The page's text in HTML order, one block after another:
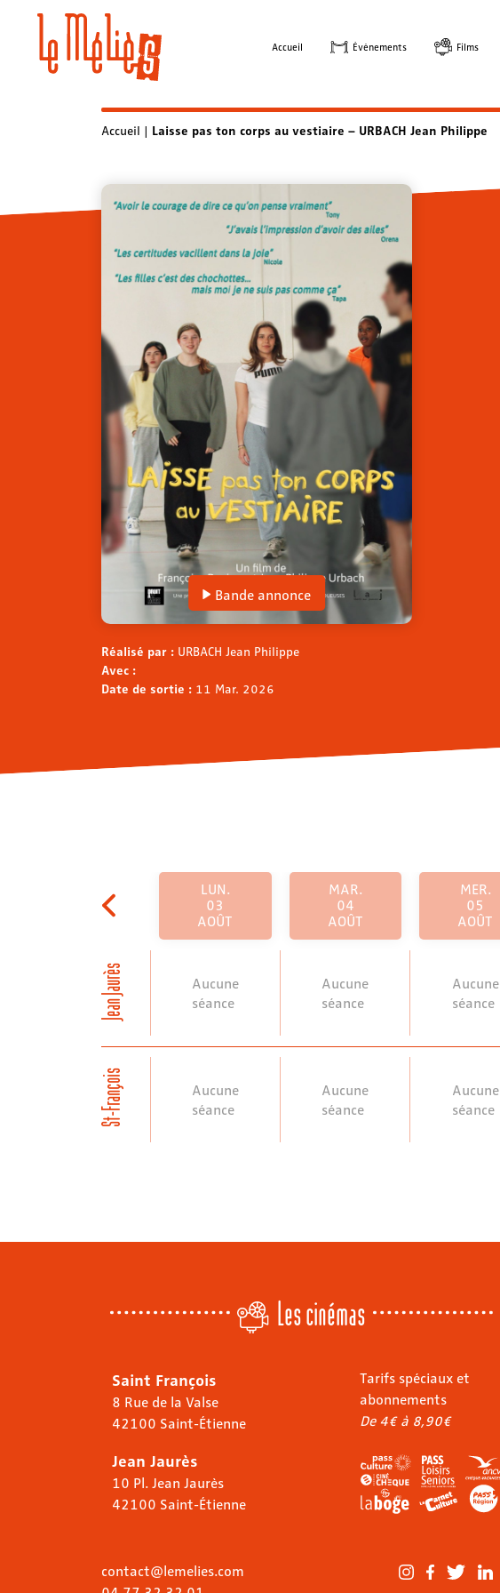
Accueil Évènements Films
Accueil | Laisse pas ton corps au vestiaire – URBACH Jean Philippe
Bande annonce
Réalisé par : URBACH Jean Philippe
Avec :
Date de sortie : 11 Mar. 2026
Jean Jaurès
St-François
LUN.
03
AOÛT
Aucune
séance
Aucune
séance
MAR.
04
AOÛT
Aucune
séance
Aucune
séance
MER.
05
AOÛT
Aucune
séance
Aucune
séance
Les cinémas
Saint François
8 Rue de la Valse
42100 Saint-Étienne
Jean Jaurès
10 Pl. Jean Jaurès
42100 Saint-Étienne
Tarifs spéciaux et
abonnements
De 4€ à 8,90€
contact@lemelies.com